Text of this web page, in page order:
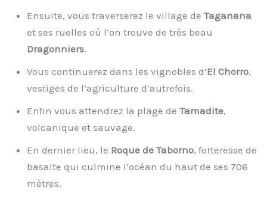
Ensuite, vous traverserez le village de Taganana
et ses ruelles où l’on trouve de très beau
Dragonniers.
Vous continuerez dans les vignobles d’El Chorro,
vestiges de l’agriculture d’autrefois.
Enfin vous attendrez la plage de Tamadite,
volcanique et sauvage.
En dernier lieu, le Roque de Taborno, forteresse de
basalte qui culmine l’océan du haut de ses 706
mètres.